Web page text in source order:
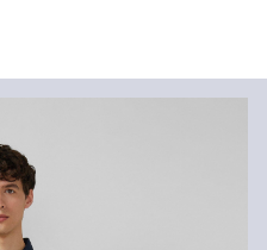
verzonden door Post
gratis aan ons retourneren.